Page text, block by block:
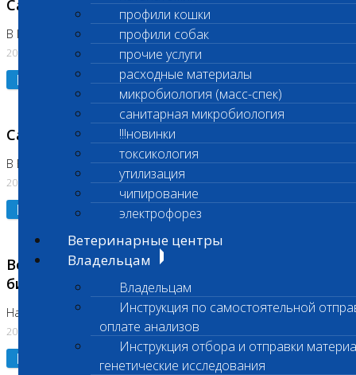
профили кошки
профили собак
прочие услуги
расходные материалы
микробиология (масс-спек)
санитарная микробиология
!!!новинки
токсикология
утилизация
чипирование
электрофорез
Ветеринарные центры
Владельцам
Владельцам
Инструкция по самостоятельной
оплате анализов
Инструкция отбора и отправки
генетические исследования
Санитарные дни
В Коломне 24.07.2026 и 28.07.2026
20.07.2026
Подробнее
Санитарный день
В Бутово 21.07.2026
20.07.2026
Подробнее
Возобновлено выполнение срочных
биохимических исследований
На Нагорной
20.07.2026
Подробнее